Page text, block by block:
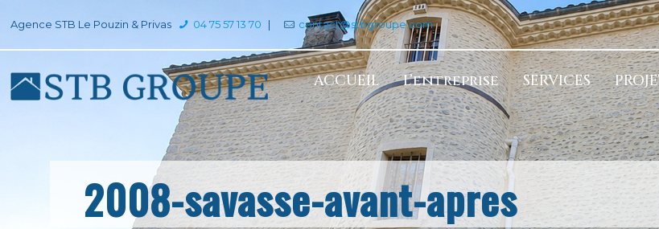
Agence STB Le Pouzin & Privas 04 75 57 13 70 | contact@stbgroupe.com
ACCUEIL L’entreprise SERVICES
2008-savasse-avant-apres